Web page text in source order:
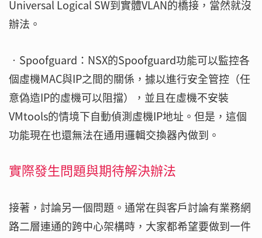
Universal Logical SW到實體VLAN的橋接，當然就沒
辦法。
‧Spoofguard：NSX的Spoofguard功能可以監控各
個虛機MAC與IP之間的關係，據以進行安全管控（任
意偽造IP的虛機可以阻擋），並且在虛機不安裝
VMtools的情境下自動偵測虛機IP地址。但是，這個
功能現在也還無法在通用邏輯交換器內做到。
實際發生問題與期待解決辦法
接著，討論另一個問題。通常在與客戶討論有業務網
路二層連通的跨中心架構時，大家都希望要做到一件